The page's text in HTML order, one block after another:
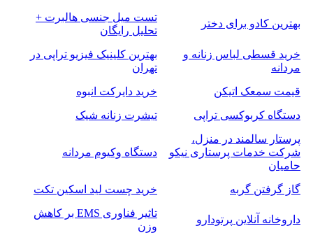
بهترین کادو برای دختر
تست میل جنسی هالبرت +
تحلیل رایگان
خرید قسطی لباس زنانه و
مردانه
بهترین کلینیک فیزیو تراپی در
تهران
قیمت سمعک اتیکن
خرید دایرکت انبوه
دستگاه کربوکسی تراپی
تیشرت زنانه شیک
پرستار سالمند در منزل،
شرکت خدمات پرستاری نیکو
حامیان
دستگاه وکیوم مردانه
گاز گرفتن گربه خرید چست لید اسکین تکت
داروخانه آنلاین پرتودارو
تاثیر فناوری EMS بر کاهش
وزن